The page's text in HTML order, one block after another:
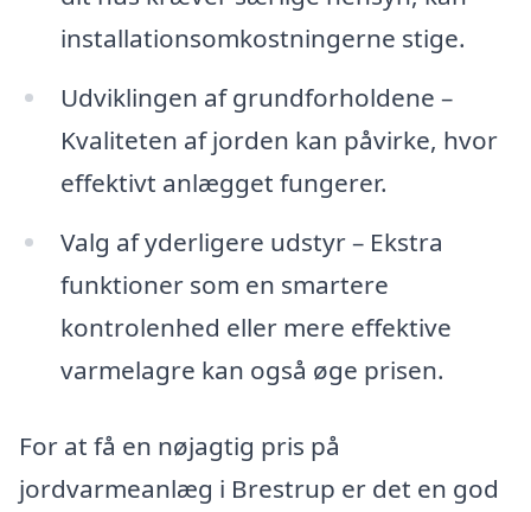
installationsomkostningerne stige.
Udviklingen af grundforholdene –
Kvaliteten af jorden kan påvirke, hvor
effektivt anlægget fungerer.
Valg af yderligere udstyr – Ekstra
funktioner som en smartere
kontrolenhed eller mere effektive
varmelagre kan også øge prisen.
For at få en nøjagtig pris på
jordvarmeanlæg i Brestrup er det en god